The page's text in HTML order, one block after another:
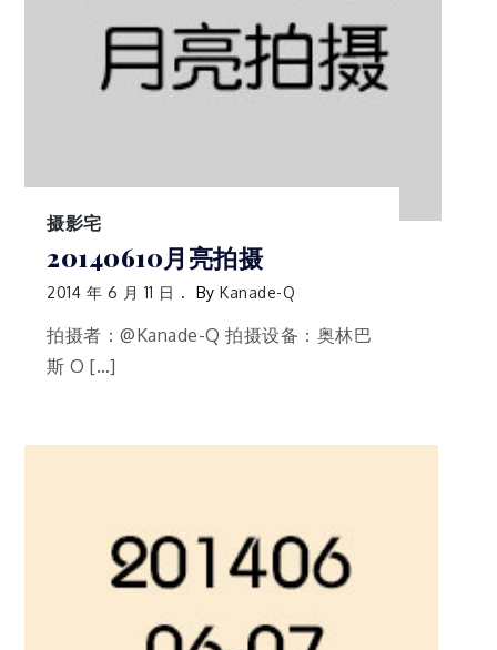
摄影宅
20140610月亮拍摄
2014 年 6 月 11 日 ByKanade-Q
拍摄者：@Kanade-Q 拍摄设备：奥林巴
斯 O […]